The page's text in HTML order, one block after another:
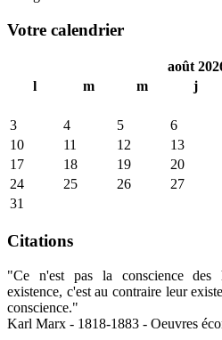
Votre calendrier
août
l
m m j
3
4 5 6
10
11 12 13
17
18 19 20
24
25 26 27
31
Citations
"Ce n'est pas la conscience des
existence, c'est au contraire leur
conscience."
Karl Marx - 1818-1883 - Oeuvres